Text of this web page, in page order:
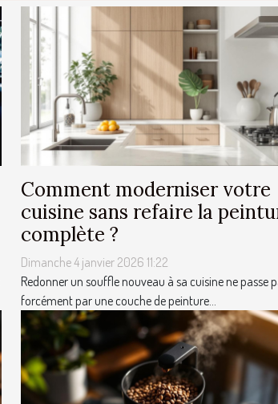
Comment moderniser votre
cuisine sans refaire la
complète ?
Dimanche 4 janvier 2026 11:22
Redonner un souffle nouveau à sa cuisine ne passe
forcément par une couche de peinture...